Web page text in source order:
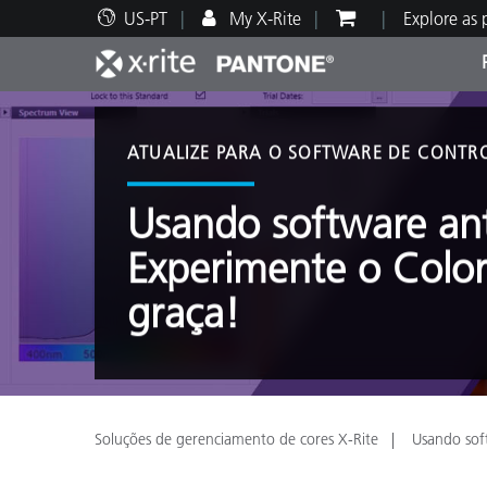
US-PT My X-Rite Explore as
Automotiva
ATUALIZE PARA O SOFTWARE DE
Usando software
Experimente o
graça!
Soluções de gerenciamento de cores X-Rite Usando